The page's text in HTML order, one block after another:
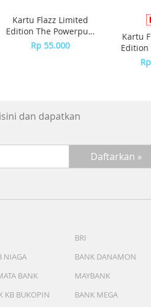
kulkas Anda mulai dari
Kartu Flazz Limited
Edition The Powerpuff
Girls - Blossom
Rp 55.000
Kartu
Edition
dan dapatkan
BRI
NIAGA
BANK DANAMON
BANK
MAYBANK
KB BUKOPIN
BANK MEGA